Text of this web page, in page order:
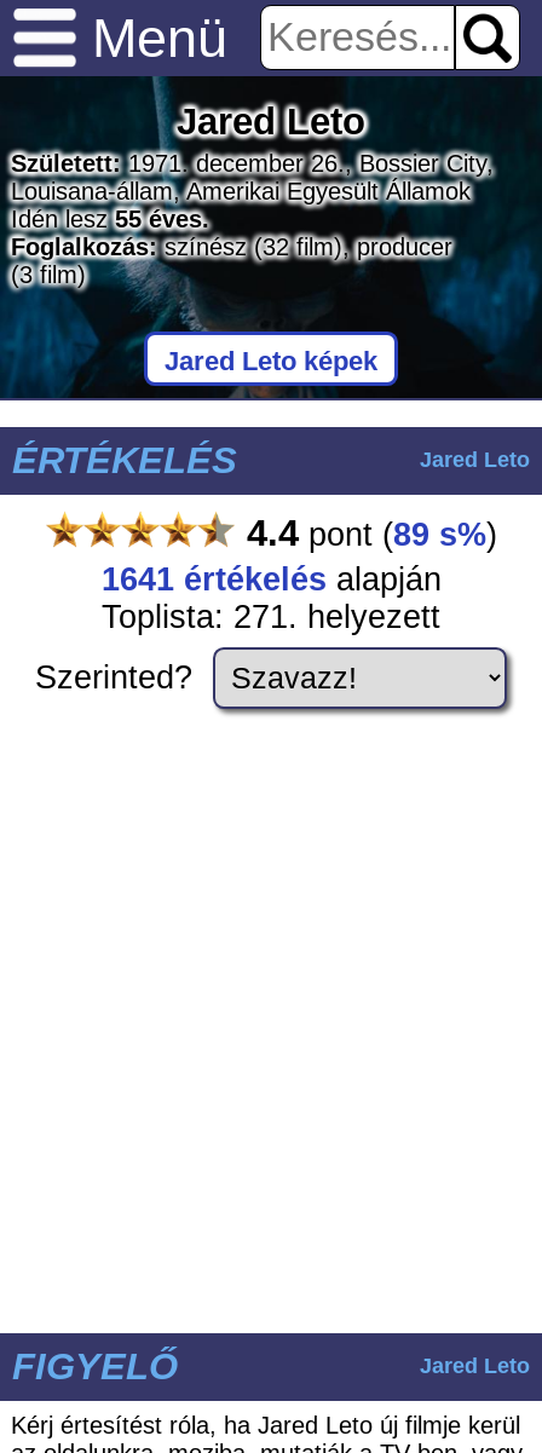
Menü
Jared Leto
Született:1971. december 26., Bossier City,
Louisana-állam, Amerikai Egyesült Államok
Idén lesz55 éves.
Foglalkozás:színész(32 film), producer
(3 film)
Jared Leto képek
ÉRTÉKELÉS Jared Leto
4.4pont (89 s%)
1641 értékelés alapján
Toplista: 271. helyezett
Szerinted?
FIGYELŐ Jared Leto
Kérj értesítést róla, ha Jared Leto új filmje kerül